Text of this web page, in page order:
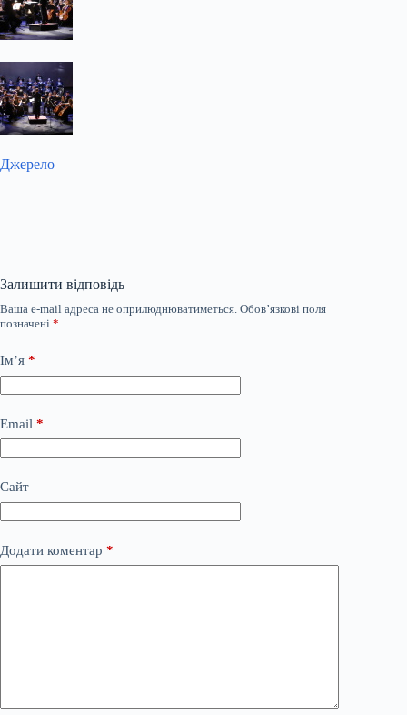
Джерело
Залишити відповідь
Ваша e-mail адреса не оприлюднюватиметься. Обов’язкові поля
позначені *
Ім’я *
Email *
Сайт
Додати коментар *